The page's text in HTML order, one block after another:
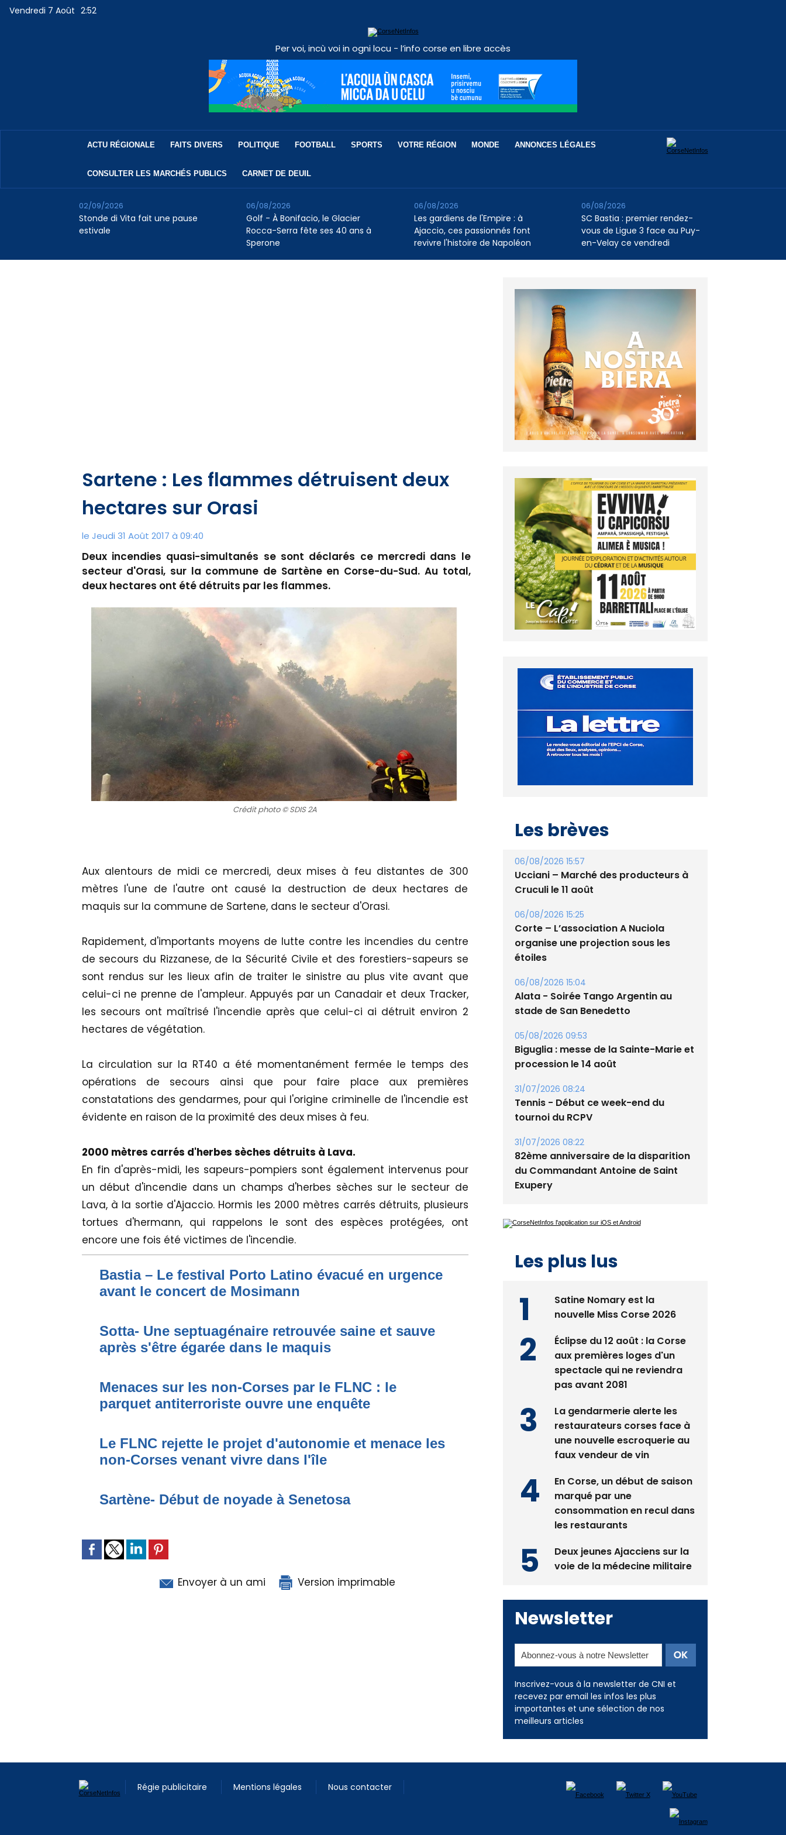
Vendredi 7 Août 2:52
Per voi, incù voi in ogni locu - l’info corse en libre accès
ACTU RÉGIONALE FAITS DIVERS POLITIQUE FOOTBALL SPORTS VOTRE RÉGION MONDE ANNONCES LÉGALES
CONSULTER LES MARCHÉS PUBLICS CARNET DE DEUIL
Stonde di Vita fait une pause
estivale
02/09/2026
Golf - À Bonifacio, le Glacier
Rocca-Serra fête ses 40 ans à
Sperone
06/08/2026
Les gardiens de l'Empire : à
Ajaccio, ces passionnés font
revivre l'histoire de Napoléon
06/08/2026
SC Bastia : premier rendez-
vous de Ligue 3 face au Puy-
en-Velay ce vendredi
06/08/2026
Sartene : Les flammes détruisent deux
hectares sur Orasi
le Jeudi 31 Août 2017 à 09:40
Deux incendies quasi-simultanés se sont déclarés ce mercredi dans le
secteur d'Orasi, sur la commune de Sartène en Corse-du-Sud. Au total,
deux hectares ont été détruits par les flammes.
Crédit photo © SDIS 2A
Aux alentours de midi ce mercredi, deux mises à feu distantes de 300
mètres l'une de l'autre ont causé la destruction de deux hectares de
maquis sur la commune de Sartene, dans le secteur d'Orasi.
Rapidement, d'importants moyens de lutte contre les incendies du centre
de secours du Rizzanese, de la Sécurité Civile et des forestiers-sapeurs se
sont rendus sur les lieux afin de traiter le sinistre au plus vite avant que
celui-ci ne prenne de l'ampleur. Appuyés par un Canadair et deux Tracker,
les secours ont maîtrisé l'incendie après que celui-ci ai détruit environ 2
hectares de végétation.
La circulation sur la RT40 a été momentanément fermée le temps des
opérations de secours ainsi que pour faire place aux premières
constatations des gendarmes, pour qui l'origine criminelle de l'incendie est
évidente en raison de la proximité des deux mises à feu.
2000 mètres carrés d'herbes sèches détruits à Lava.
En fin d'après-midi, les sapeurs-pompiers sont également intervenus pour
un début d'incendie dans un champs d'herbes sèches sur le secteur de
Lava, à la sortie d'Ajaccio. Hormis les 2000 mètres carrés détruits, plusieurs
tortues d'hermann, qui rappelons le sont des espèces protégées, ont
encore une fois été victimes de l'incendie.
Bastia – Le festival Porto Latino évacué en urgence
avant le concert de Mosimann
Sotta- Une septuagénaire retrouvée saine et sauve
après s'être égarée dans le maquis
Menaces sur les non-Corses par le FLNC : le
parquet antiterroriste ouvre une enquête
Le FLNC rejette le projet d'autonomie et menace les
non-Corses venant vivre dans l'île
Sartène- Début de noyade à Senetosa
Envoyer à un ami Version imprimable
Les brèves
06/08/2026 15:57
Cruculi le 11 août
06/08/2026 15:25
Corte – L’association A Nuciola
étoiles
06/08/2026 15:04
stade de San Benedetto
05/08/2026 09:53
procession le 14 août
31/07/2026 08:24
tournoi du RCPV
31/07/2026 08:22
82ème anniversaire de la disparition
Les plus lus
nouvelle Miss Corse 2026
Éclipse du 12 août : la Corse
aux premières loges d'un
pas avant 2081
La gendarmerie alerte les
restaurateurs corses face à
faux vendeur de vin
En Corse, un début de saison
marqué par une
les restaurants
Newsletter
Inscrivez-vous à la newsletter de CNI et
recevez par email les infos les plus
importantes et une sélection de nos